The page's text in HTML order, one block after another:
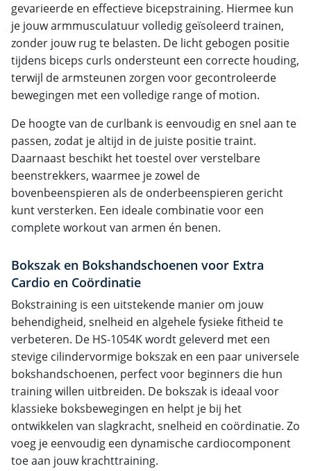
gevarieerde en effectieve bicepstraining. Hiermee kun
je jouw armmusculatuur volledig geïsoleerd trainen,
zonder jouw rug te belasten. De licht gebogen positie
tijdens biceps curls ondersteunt een correcte houding,
terwijl de armsteunen zorgen voor gecontroleerde
bewegingen met een volledige range of motion.
De hoogte van de curlbank is eenvoudig en snel aan te
passen, zodat je altijd in de juiste positie traint.
Daarnaast beschikt het toestel over verstelbare
beenstrekkers, waarmee je zowel de
bovenbeenspieren als de onderbeenspieren gericht
kunt versterken. Een ideale combinatie voor een
complete workout van armen én benen.
Bokszak en Bokshandschoenen voor Extra
Cardio en Coördinatie
Bokstraining is een uitstekende manier om jouw
behendigheid, snelheid en algehele fysieke fitheid te
verbeteren. De HS-1054K wordt geleverd met een
stevige cilindervormige bokszak en een paar universele
bokshandschoenen, perfect voor beginners die hun
training willen uitbreiden. De bokszak is ideaal voor
klassieke boksbewegingen en helpt je bij het
ontwikkelen van slagkracht, snelheid en coördinatie. Zo
voeg je eenvoudig een dynamische cardiocomponent
toe aan jouw krachttraining.